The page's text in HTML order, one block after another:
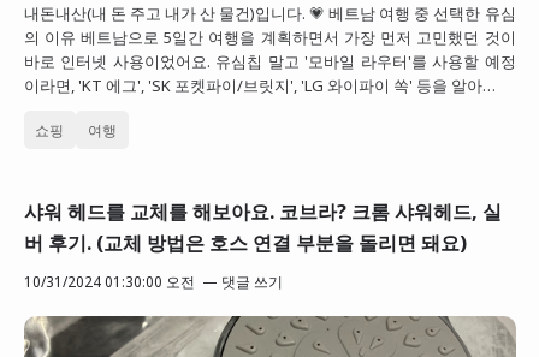
내돈내산(내 돈 주고 내가 산 물건)입니다. 💗 베트남 여행 중 선택한 유심
의 이유 베트남으로 5일간 여행을 계획하면서 가장 먼저 고민했던 것이
바로 인터넷 사용이었어요. 유심칩 말고 '모바일 라우터'를 사용할 예정
이라면, 'KT 에그', 'SK 포켓파이/브릿지', 'LG 와이파이 쏙' 등을 알아…
쇼핑 여행
샤워 헤드를 교체를 해보아요. 코브라? 크롬 샤워헤드, 실
버 후기. (교체 방법은 호스 연결 부분을 돌리면 돼요)
10/31/2024 01:30:00 오전 댓글 쓰기